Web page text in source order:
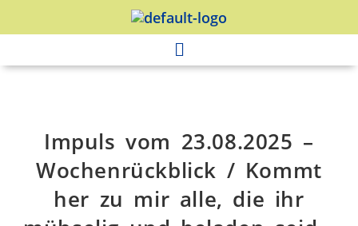
Impuls vom 23.08.2025 –
Wochenrückblick / Kommt
her zu mir alle, die ihr